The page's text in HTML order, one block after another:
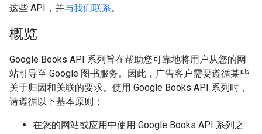
这些 API，并与我们联系。
概览
Google Books API 系列旨在帮助您可靠地将用户从您的网
站引导至 Google 图书服务。因此，广告客户需要遵循某些
关于归因和关联的要求。使用 Google Books API 系列时，
请遵循以下基本原则：
在您的网站或应用中使用 Google Books API 系列之